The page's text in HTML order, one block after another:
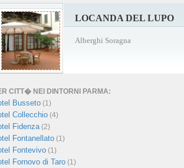
LOCANDA DEL LUPO
Alberghi Soragna
CITT� NEI DINTORNI PARMA:
Busseto (1)
Collecchio (4)
Fidenza(2)
Fontanellato (1)
Fontevivo (1)
Fornovo di Taro (1)